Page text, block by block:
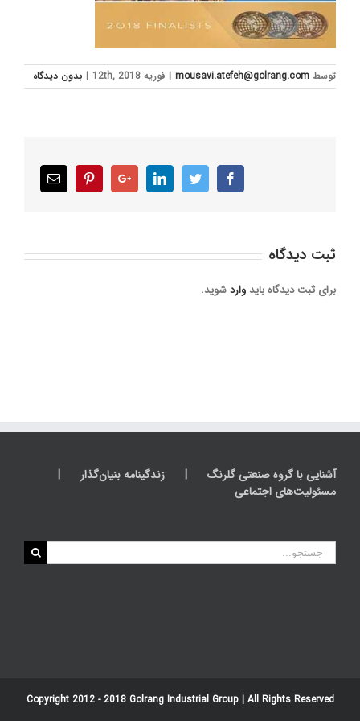
توسط mousavi.atefeh@golrang.com
| فوریه 12th, 2018 | بدون ديدگاه
Facebook
Twitter
LinkedIn
Google+
Pinterest
Email
ثبت ديدگاه
برای ثبت دیدگاه باید واردشوید.
آشنایی با گروه صنعتی گلرنگ
زندگینامه بنیان‌گذار
مسئولیت‌های اجتماعی
جستجو
برای:
Copyright 2012 - 2018 Golrang Industrial Group| All Rights Reserved